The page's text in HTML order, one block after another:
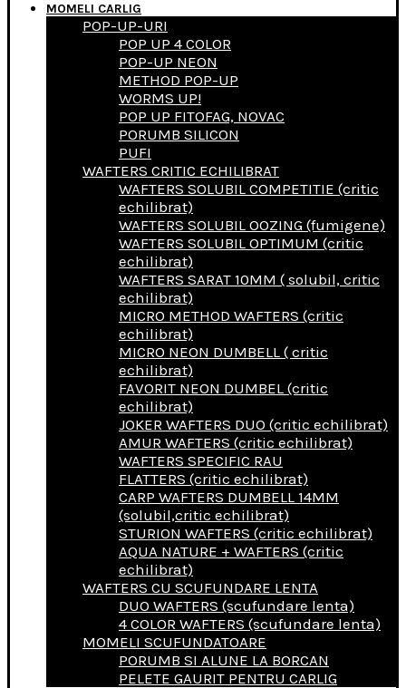
MOMELI CARLIG
POP-UP-URI
POP UP 4 COLOR
POP-UP NEON
METHOD POP-UP
WORMS UP!
POP UP FITOFAG, NOVAC
PORUMB SILICON
PUFI
WAFTERS CRITIC ECHILIBRAT
WAFTERS SOLUBIL COMPETITIE (critic
echilibrat)
WAFTERS SOLUBIL OOZING (fumigene)
WAFTERS SOLUBIL OPTIMUM (critic
echilibrat)
WAFTERS SARAT 10MM ( solubil, critic
echilibrat)
MICRO METHOD WAFTERS (critic
echilibrat)
MICRO NEON DUMBELL ( critic
echilibrat)
FAVORIT NEON DUMBEL (critic
echilibrat)
JOKER WAFTERS DUO (critic echilibrat)
AMUR WAFTERS (critic echilibrat)
WAFTERS SPECIFIC RAU
FLATTERS (critic echilibrat)
CARP WAFTERS DUMBELL 14MM
(solubil,critic echilibrat)
STURION WAFTERS (critic echilibrat)
AQUA NATURE + WAFTERS (critic
echilibrat)
WAFTERS CU SCUFUNDARE LENTA
DUO WAFTERS (scufundare lenta)
4 COLOR WAFTERS (scufundare lenta)
MOMELI SCUFUNDATOARE
PORUMB SI ALUNE LA BORCAN
PELETE GAURIT PENTRU CARLIG